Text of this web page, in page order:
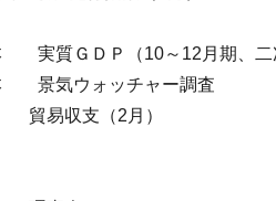
ＧＤＰ（10～12月期、二次
ウォッチャー調査
収支（2月）